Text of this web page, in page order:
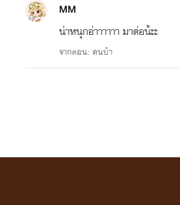
MM
น่าหนุกอ่าาาาาา มาต่อน้ะะ
จากตอน: คนบ้า